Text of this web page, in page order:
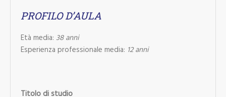
PROFILO D’AULA
Età media: 38 anni
Esperienza professionale media: 12 anni
Titolo di studio